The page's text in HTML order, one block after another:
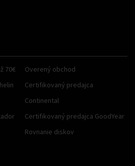
70€
Overený obchod
Certifikovaný predajca
Continental
Certifikovaný predajca GoodYear
Rovnanie diskov